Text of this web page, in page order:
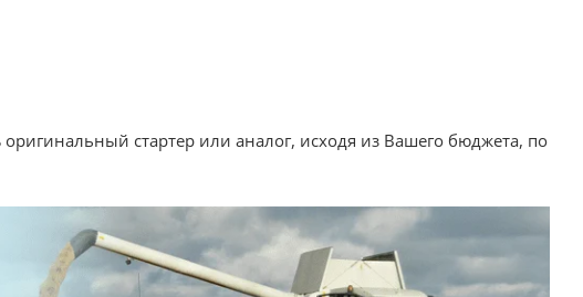
оригинальный стартер или аналог, исходя из Вашего бюджета, по